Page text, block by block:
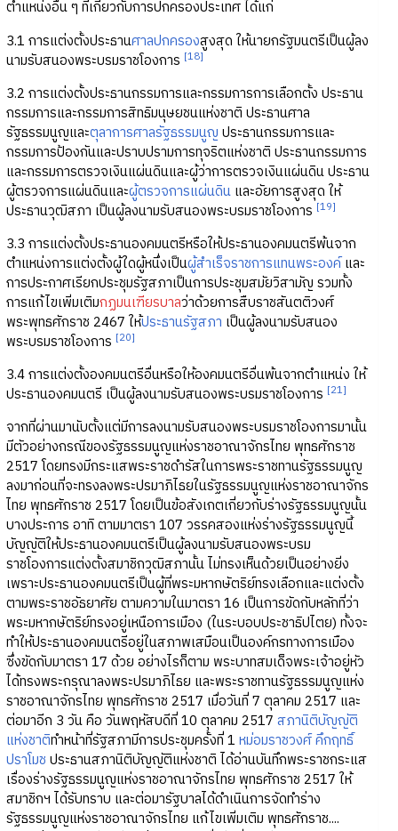
ตำแหน่งอื่น ๆ ที่เกี่ยวกับการปกครองประเทศ ได้แก่
3.1 การแต่งตั้งประธานศาลปกครองสูงสุด ให้นายกรัฐมนตรีเป็นผู้ลง
นามรับสนองพระบรมราชโองการ [18]
3.2 การแต่งตั้งประธานกรรมการและกรรมการการเลือกตั้ง ประธาน
กรรมการและกรรมการสิทธิมนุษยชนแห่งชาติ ประธานศาล
รัฐธรรมนูญและตุลาการศาลรัฐธรรมนูญ ประธานกรรมการและ
กรรมการป้องกันและปราบปรามการทุจริตแห่งชาติ ประธานกรรมการ
และกรรมการตรวจเงินแผ่นดินและผู้ว่าการตรวจเงินแผ่นดิน ประธาน
ผู้ตรวจการแผ่นดินและผู้ตรวจการแผ่นดินและอัยการสูงสุด ให้
ประธานวุฒิสภา เป็นผู้ลงนามรับสนองพระบรมราชโองการ [19]
3.3 การแต่งตั้งประธานองคมนตรีหรือให้ประธานองคมนตรีพ้นจาก
ตำแหน่งการแต่งตั้งผู้ใดผู้หนึ่งเป็นผู้สำเร็จราชการแทนพระองค์และ
การประกาศเรียกประชุมรัฐสภาเป็นการประชุมสมัยวิสามัญ รวมทั้ง
การแก้ไขเพิ่มเติมกฏมนเฑียรบาลว่าด้วยการสืบราชสันตติวงศ์
พระพุทธศักราช 2467 ให้ประธานรัฐสภา เป็นผู้ลงนามรับสนอง
พระบรมราชโองการ [20]
3.4 การแต่งตั้งองคมนตรีอื่นหรือให้องคมนตรีอื่นพ้นจากตำแหน่ง ให้
ประธานองคมนตรี เป็นผู้ลงนามรับสนองพระบรมราชโองการ [21]
จากที่ผ่านมานับตั้งแต่มีการลงนามรับสนองพระบรมราชโองการมานั้น
มีตัวอย่างกรณีของรัฐธรรมนูญแห่งราชอาณาจักรไทย พุทธศักราช
2517 โดยทรงมีกระแสพระราชดำรัสในการพระราชทานรัฐธรรมนูญ
ลงมาก่อนที่จะทรงลงพระปรมาภิไธยในรัฐธรรมนูญแห่งราชอาณาจักร
ไทย พุทธศักราช 2517 โดยเป็นข้อสังเกตเกี่ยวกับร่างรัฐธรรมนูญนั้น
บางประการ อาทิ ตามมาตรา 107 วรรคสองแห่งร่างรัฐธรรมนูญนี้
บัญญัติให้ประธานองคมนตรีเป็นผู้ลงนามรับสนองพระบรม
ราชโองการแต่งตั้งสมาชิกวุฒิสภานั้น ไม่ทรงเห็นด้วยเป็นอย่างยิ่ง
เพราะประธานองคมนตรีเป็นผู้ที่พระมหากษัตริย์ทรงเลือกและแต่งตั้ง
ตามพระราชอัธยาศัย ตามความในมาตรา 16 เป็นการขัดกับหลักที่ว่า
พระมหากษัตริย์ทรงอยู่เหนือการเมือง (ในระบอบประชาธิปไตย) ทั้งจะ
ทำให้ประธานองคมนตรีอยู่ในสภาพเสมือนเป็นองค์กรทางการเมือง
ซึ่งขัดกับมาตรา 17 ด้วย อย่างไรก็ตาม พระบาทสมเด็จพระเจ้าอยู่หัว
ได้ทรงพระกรุณาลงพระปรมาภิไธย และพระราชทานรัฐธรรมนูญแห่ง
ราชอาณาจักรไทย พุทธศักราช 2517 เมื่อวันที่ 7 ตุลาคม 2517 และ
ต่อมาอีก 3 วัน คือ วันพฤหัสบดีที่ 10 ตุลาคม 2517 สภานิติบัญญัติ
แห่งชาติทำหน้าที่รัฐสภามีการประชุมครั้งที่ 1 หม่อมราชวงศ์ คึกฤทธิ์
ปราโมช ประธานสภานิติบัญญัติแห่งชาติ ได้อ่านบันทึกพระราชกระแส
เรื่องร่างรัฐธรรมนูญแห่งราชอาณาจักรไทย พุทธศักราช 2517 ให้
สมาชิกฯ ได้รับทราบ และต่อมารัฐบาลได้ดำเนินการจัดทำร่าง
รัฐธรรมนูญแห่งราชอาณาจักรไทย แก้ไขเพิ่มเติม พุทธศักราช....